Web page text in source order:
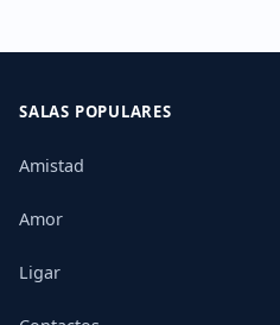
SALAS POPULARES
Amistad
Amor
Ligar